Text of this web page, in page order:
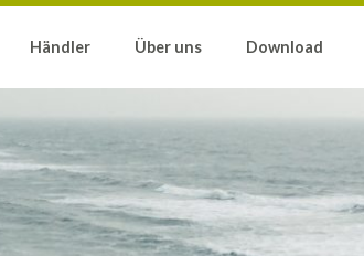
Händler Über uns Download